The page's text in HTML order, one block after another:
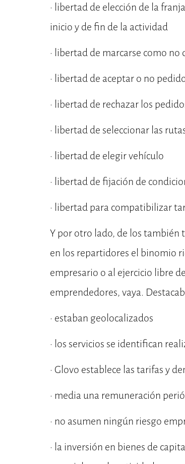
· libertad de elección de la
inicio y de fin de la actividad
· libertad de marcarse como no
· libertad de aceptar o no
· libertad de rechazar los
· libertad de seleccionar las
· libertad de elegir vehículo
· libertad de fijación de
· libertad para compatibilizar
Y por otro lado, de los también
en los repartidores el binomio
empresario o al ejercicio libre
emprendedores, vaya.
· estaban geolocalizados
· los servicios se identifican
· Glovo establece las tarifas y
· media una remuneración
· no asumen ningún riesgo
· la inversión en bienes de